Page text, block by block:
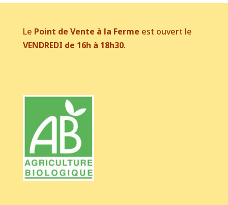
sur
page
du
Le Point de Vente à la Ferme est ouvert le
VENDREDI de 16h à 18h30.